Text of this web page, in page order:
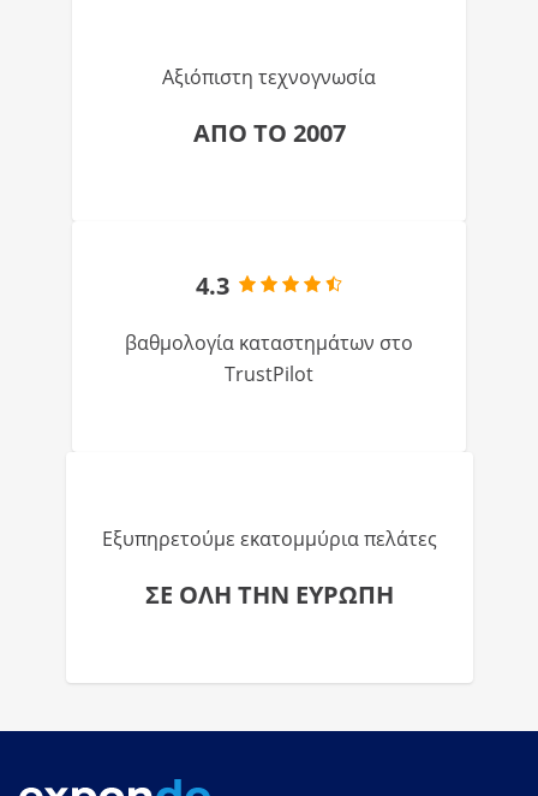
Αξιόπιστη τεχνογνωσία
ΑΠΟ ΤΟ 2007
4.3
βαθμολογία καταστημάτων στο
TrustPilot
Εξυπηρετούμε εκατομμύρια πελάτες
ΣΕ ΟΛΗ ΤΗΝ ΕΥΡΩΠΗ